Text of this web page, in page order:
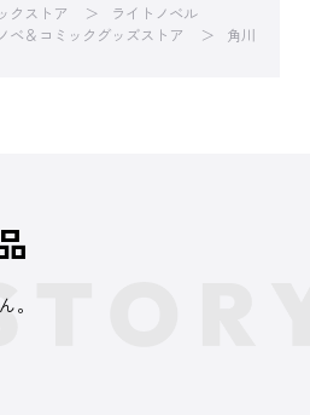
クストア
ライトノベル
ベ＆コミックグッズストア
角川
。